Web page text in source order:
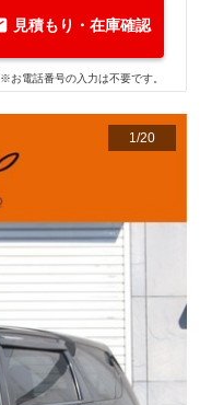
見積もり・在庫確認
※お電話番号の入力は不要です。
1/20